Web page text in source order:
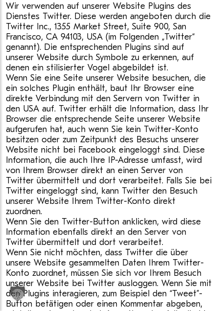
Wir verwenden auf unserer Website Plugins des
Dienstes Twitter. Diese werden angeboten durch die
Twitter Inc., 1355 Market Street, Suite 900, San
Francisco, CA 94103, USA (im Folgenden „Twitter“
genannt). Die entsprechenden Plugins sind auf
unserer Website durch Symbole zu erkennen, auf
denen ein stilisierter Vogel abgebildet ist.
Wenn Sie eine Seite unserer Website besuchen, die
ein solches Plugin enthält, baut Ihr Browser eine
direkte Verbindung mit den Servern von Twitter in
den USA auf. Twitter erhält die Information, dass Ihr
Browser die entsprechende Seite unserer Website
aufgerufen hat, auch wenn Sie kein Twitter-Konto
besitzen oder zum Zeitpunkt des Besuchs unserer
Website nicht bei Facebook eingeloggt sind. Diese
Information, die auch Ihre IP-Adresse umfasst, wird
von Ihrem Browser direkt an einen Server von
Twitter übermittelt und dort verarbeitet. Falls Sie bei
Twitter eingeloggt sind, kann Twitter den Besuch
unserer Website Ihrem Twitter-Konto direkt
zuordnen.
Wenn Sie den Twitter-Button anklicken, wird diese
Information ebenfalls direkt an den Server von
Twitter übermittelt und dort verarbeitet.
Wenn Sie nicht möchten, dass Twitter die über
unsere Website gesammelten Daten Ihrem Twitter-
Konto zuordnet, müssen Sie sich vor Ihrem Besuch
unserer Website bei Twitter ausloggen. Wenn Sie mit
den Plugins interagieren, zum Beispiel den “Tweet”-
Button betätigen oder einen Kommentar abgeben,